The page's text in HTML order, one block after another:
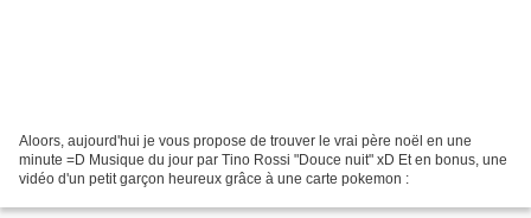
Aloors, aujourd'hui je vous propose de trouver le vrai père noël en une
minute =D Musique du jour par Tino Rossi "Douce nuit" xD Et en bonus, une
vidéo d'un petit garçon heureux grâce à une carte pokemon :